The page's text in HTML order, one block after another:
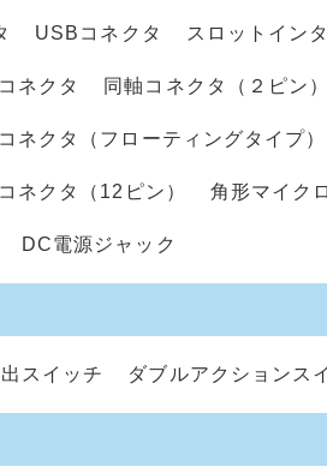
USBコネクタ スロットイン
ネクタ 同軸コネクタ（２ピン）
ネクタ（フローティングタイプ）
ネクタ（12ピン） 角形マイク
DC電源ジャック
スイッチ ダブルアクションス